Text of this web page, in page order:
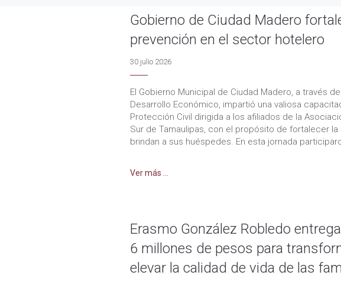
Gobierno de Ciudad Madero
prevención en el sector hotelero
30 julio 2026
El Gobierno Municipal de Ciudad Madero, a través
Desarrollo Económico, impartió una valiosa
Protección Civil dirigida a los afiliados de la
Sur de Tamaulipas, con el propósito de fortalecer
brindan a sus huéspedes. En esta jornada
Ver más ...
Erasmo González Robledo
6 millones de pesos para
elevar la calidad de vida de las